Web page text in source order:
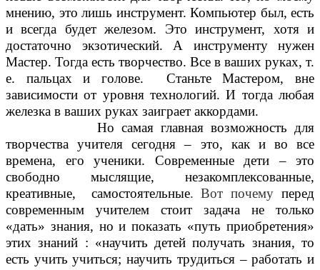
мнению, это лишь инструмент. Компьютер был, есть
и всегда будет железом. Это инструмент, хотя и
достаточно экзотический. А инструменту нужен
Мастер. Тогда есть творчество. Все в ваших руках, т.
е. пальцах и голове. Станьте Мастером, вне
зависимости от уровня технологий. И тогда любая
железка в ваших руках заиграет аккордами.
Но самая главная возможность для
творчества учителя сегодня – это, как и во все
времена, его ученики. Современные дети – это
свободно мыслящие, незакомплексованные,
креативные, самостоятельные. Вот почему перед
современным учителем стоит задача не только
«дать» знания, но и показать «путь приобретения»
этих знаний : «научить детей получать знания, то
есть учить учиться; научить трудиться – работать и